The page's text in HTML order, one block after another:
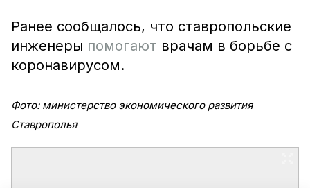
Ранее сообщалось, что ставропольские
инженеры помогают врачам в борьбе с
коронавирусом.
Фото: министерство экономического развития
Ставрополья